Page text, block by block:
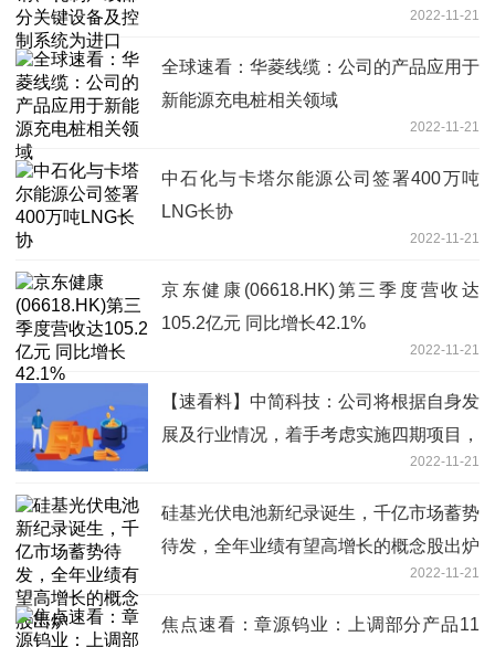
2022-11-21
全球速看：华菱线缆：公司的产品应用于
新能源充电桩相关领域
2022-11-21
中石化与卡塔尔能源公司签署400万吨
LNG长协
2022-11-21
京东健康(06618.HK)第三季度营收达
105.2亿元 同比增长42.1%
2022-11-21
【速看料】中简科技：公司将根据自身发
展及行业情况，着手考虑实施四期项目，
2022-11-21
硅基光伏电池新纪录诞生，千亿市场蓄势
待发，全年业绩有望高增长的概念股出炉
2022-11-21
焦点速看：章源钨业：上调部分产品11